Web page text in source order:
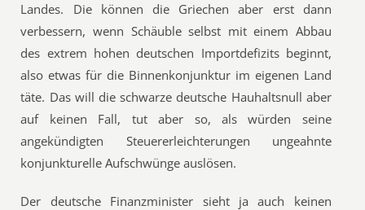
Landes. Die können die Griechen aber erst dann
verbessern, wenn Schäuble selbst mit einem Abbau
des extrem hohen deutschen Importdefizits beginnt,
also etwas für die Binnenkonjunktur im eigenen Land
täte. Das will die schwarze deutsche Hauhaltsnull aber
auf keinen Fall, tut aber so, als würden seine
angekündigten Steuererleichterungen ungeahnte
konjunkturelle Aufschwünge auslösen.
Der deutsche Finanzminister sieht ja auch keinen